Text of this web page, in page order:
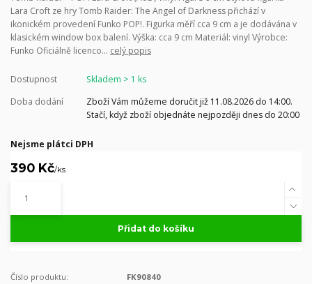
Lara Croft ze hry Tomb Raider: The Angel of Darkness přichází v
ikonickém provedení Funko POP!. Figurka měří cca 9 cm a je dodávána v
klasickém window box balení. Výška: cca 9 cm Materiál: vinyl Výrobce:
Funko Oficiálně licenco... celý popis
Dostupnost
Skladem > 1 ks
Doba dodání
Zboží Vám můžeme doručit již 11.08.2026 do 14:00.
Stačí, když zboží objednáte nejpozději dnes do 20:00
Nejsme plátci DPH
390 Kč/ks
Přidat do košíku
Číslo produktu:
FK90840